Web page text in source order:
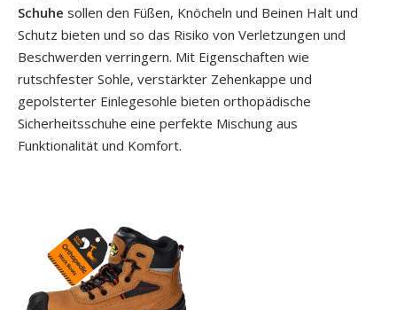
Schuhe sollen den Füßen, Knöcheln und Beinen Halt und
Schutz bieten und so das Risiko von Verletzungen und
Beschwerden verringern. Mit Eigenschaften wie
rutschfester Sohle, verstärkter Zehenkappe und
gepolsterter Einlegesohle bieten orthopädische
Sicherheitsschuhe eine perfekte Mischung aus
Funktionalität und Komfort.